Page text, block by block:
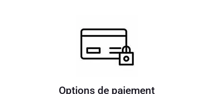
Options de paiement